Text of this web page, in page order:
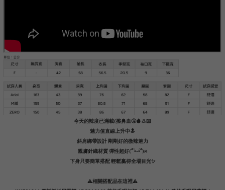
今天的辣度已滿載(擦鼻血🤧🩸👃🏻
魅力值直線上升中🔝
斜肩綁帶設計 剛剛好的微辣魅力
親膚針織材質 彈性超好(՞ •̀֊•́՞)ฅ
下身只要簡單搭配 輕鬆贏得全場目光✨
⚠️相關搭配品在這裡⚠️